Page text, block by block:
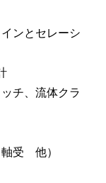
ンとセレーシ
、流体クラ
受 他）